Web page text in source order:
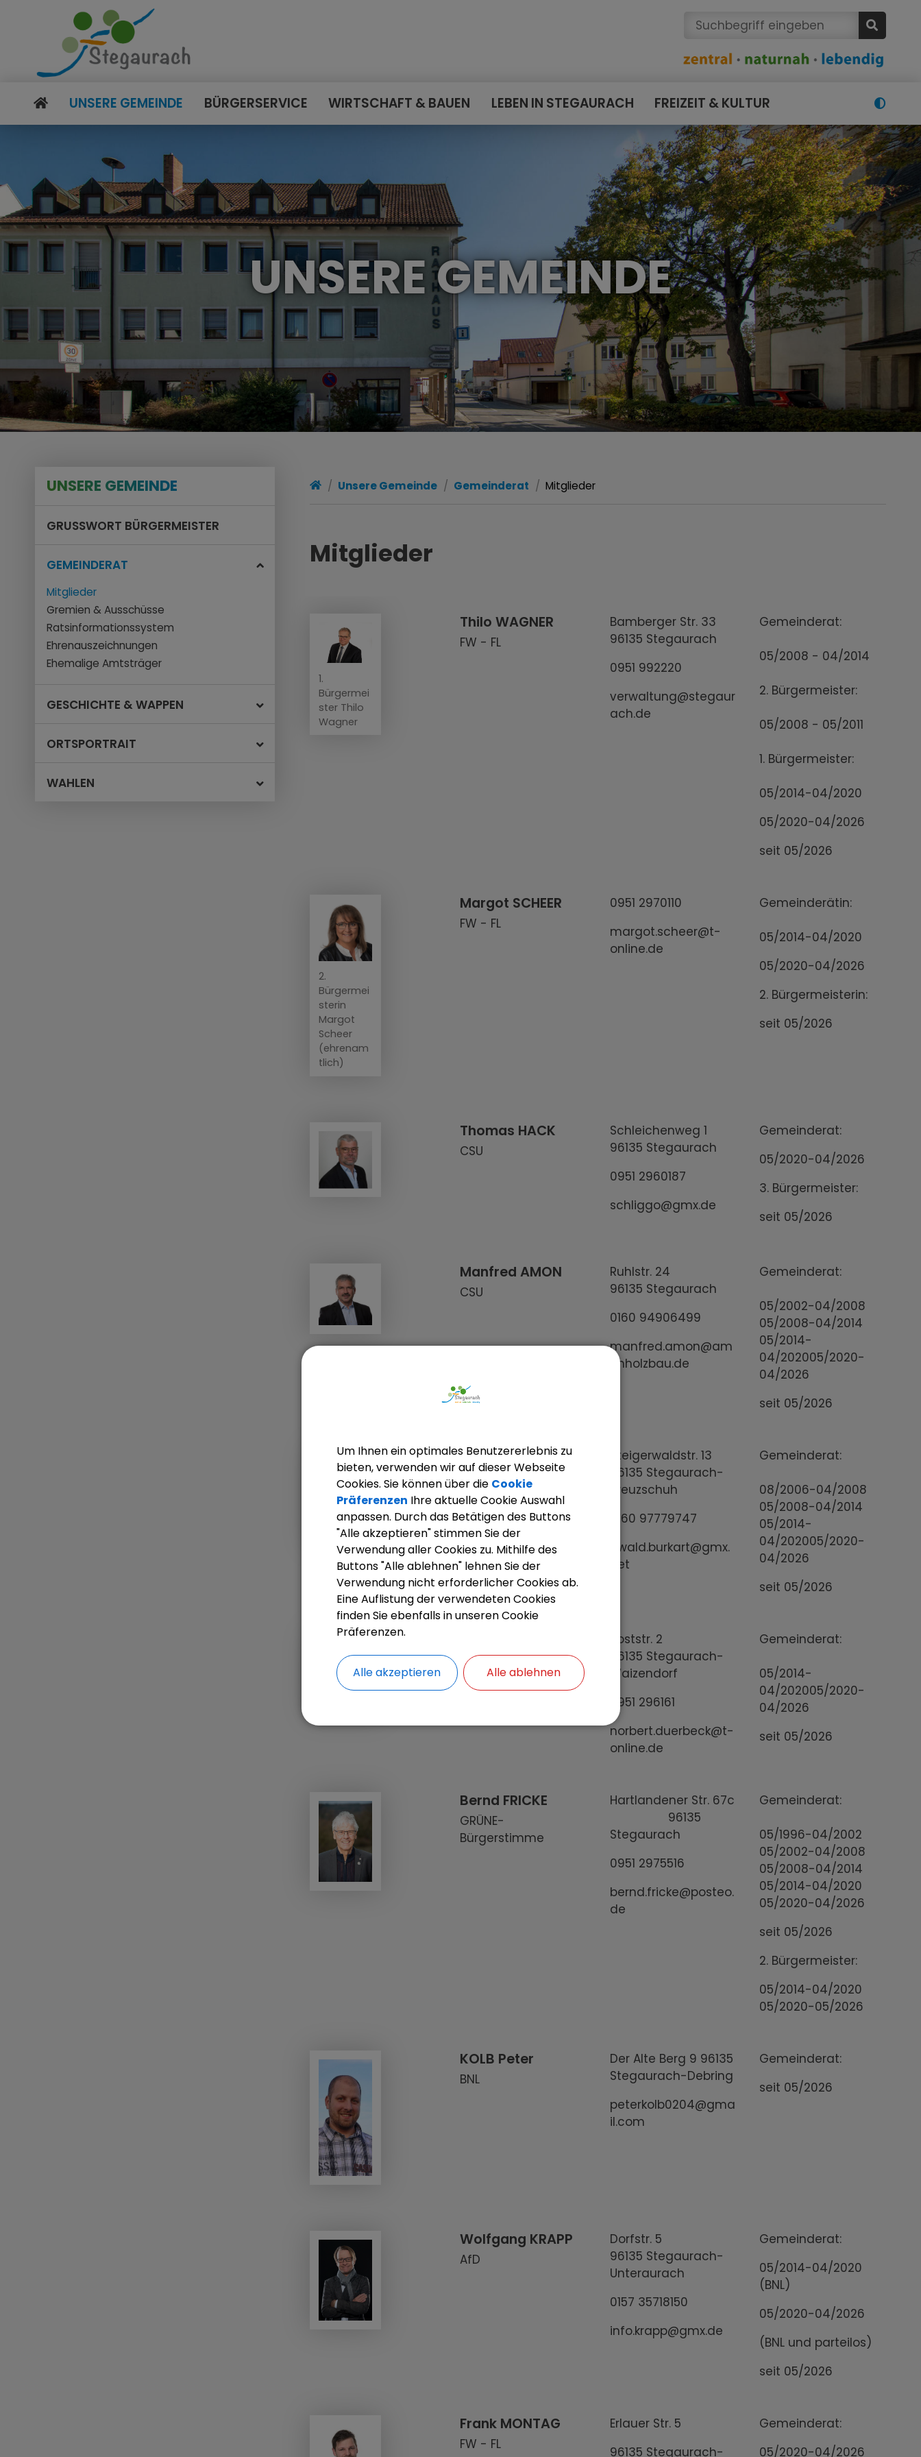
UNSERE GEMEINDE BÜRGERSERVICE WIRTSCHAFT & BAUEN LEBEN IN STEGAURACH FREIZEIT & KULTUR
UNSERE GEMEINDE
UNSERE GEMEINDE
GRUSSWORT BÜRGERMEISTER
GEMEINDERAT
Mitglieder
Gremien & Ausschüsse
Ratsinformationssystem
Ehrenauszeichnungen
Ehemalige Amtsträger
GESCHICHTE & WAPPEN
ORTSPORTRAIT
WAHLEN
Unsere Gemeinde Gemeinderat Mitglieder
Mitglieder
1.
Bürgermei
ster Thilo
Wagner
Thilo WAGNER
FW - FL
Bamberger Str. 33
96135 Stegaurach
0951 992220
verwaltung@stegaur
ach.de
Gemeinderat:
05/2008 - 04/2014
2. Bürgermeister:
05/2008 - 05/2011
1. Bürgermeister:
05/2014-04/2020
05/2020-04/2026
seit 05/2026
2.
Bürgermei
sterin
Margot
Scheer
(ehrenam
tlich)
Margot SCHEER
FW - FL
0951 2970110
margot.scheer@t-
online.de
Gemeinderätin:
05/2014-04/2020
05/2020-04/2026
2. Bürgermeisterin:
seit 05/2026
Thomas HACK
CSU
Schleichenweg 1
96135 Stegaurach
0951 2960187
schliggo@gmx.de
Gemeinderat:
05/2020-04/2026
3. Bürgermeister:
seit 05/2026
Manfred AMON
CSU
Ruhlstr. 24
96135 Stegaurach
0160 94906499
manfred.amon@am
onholzbau.de
Gemeinderat:
05/2002-04/2008
05/2008-04/2014
05/2014-
04/202005/2020-
04/2026
seit 05/2026
Ewald BURKART
FW - FL
Steigerwaldstr. 13
96135 Stegaurach-
Kreuzschuh
0160 97779747
ewald.burkart@gmx.
net
Gemeinderat:
08/2006-04/2008
05/2008-04/2014
05/2014-
04/202005/2020-
04/2026
seit 05/2026
FW - FL
Poststr. 2
96135 Stegaurach-
Waizendorf
0951 296161
norbert.duerbeck@t-
online.de
Gemeinderat:
05/2014-
04/202005/2020-
04/2026
seit 05/2026
Bernd FRICKE
GRÜNE-
Bürgerstimme
Hartlandener Str. 67c
96135
Stegaurach
0951 2975516
bernd.fricke@posteo.
de
Gemeinderat:
05/1996-04/2002
05/2002-04/2008
05/2008-04/2014
05/2014-04/2020
05/2020-04/2026
seit 05/2026
2. Bürgermeister:
05/2014-04/2020
05/2020-05/2026
KOLB Peter
BNL
Der Alte Berg 9 96135
Stegaurach-Debring
peterkolb0204@gma
il.com
Gemeinderat:
seit 05/2026
Wolfgang KRAPP
AfD
Dorfstr. 5
96135 Stegaurach-
Unteraurach
0157 35718150
info.krapp@gmx.de
Gemeinderat:
05/2014-04/2020
(BNL)
05/2020-04/2026
(BNL und parteilos)
seit 05/2026
Frank MONTAG
FW - FL
Erlauer Str. 5
96135 Stegaurach-
Gemeinderat:
05/2020-04/2026
Um Ihnen ein optimales Benutzererlebnis zu
bieten, verwenden wir auf dieser Webseite
Cookies. Sie können über die Cookie
Präferenzen Ihre aktuelle Cookie Auswahl
anpassen. Durch das Betätigen des Buttons
"Alle akzeptieren" stimmen Sie der
Verwendung aller Cookies zu. Mithilfe des
Buttons "Alle ablehnen" lehnen Sie der
Verwendung nicht erforderlicher Cookies ab.
Eine Auflistung der verwendeten Cookies
finden Sie ebenfalls in unseren Cookie
Präferenzen.
Alle akzeptieren Alle ablehnen